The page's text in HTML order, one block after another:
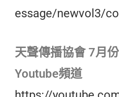
essage/newvol3/
天聲傳播協會 7月
Youtube頻道